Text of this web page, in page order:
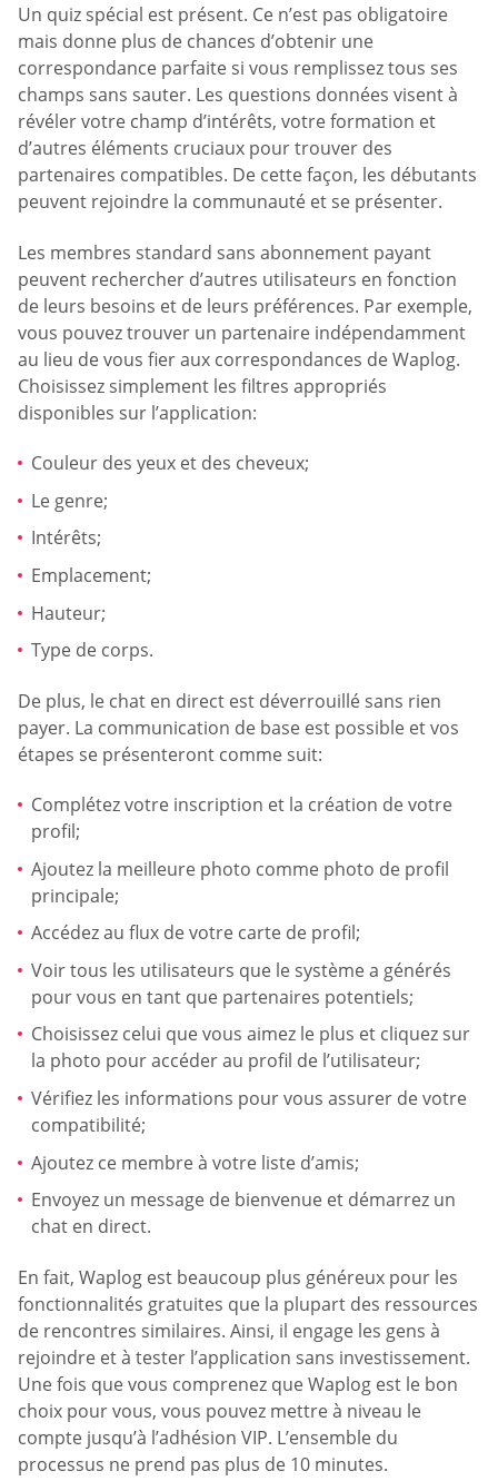
Un quiz spécial est présent. Ce n’est pas obligatoire
mais donne plus de chances d’obtenir une
correspondance parfaite si vous remplissez tous ses
champs sans sauter. Les questions données visent à
révéler votre champ d’intérêts, votre formation et
d’autres éléments cruciaux pour trouver des
partenaires compatibles. De cette façon, les débutants
peuvent rejoindre la communauté et se présenter.
Les membres standard sans abonnement payant
peuvent rechercher d’autres utilisateurs en fonction
de leurs besoins et de leurs préférences. Par exemple,
vous pouvez trouver un partenaire indépendamment
au lieu de vous fier aux correspondances de Waplog.
Choisissez simplement les filtres appropriés
disponibles sur l’application:
Couleur des yeux et des cheveux;
Le genre;
Intérêts;
Emplacement;
Hauteur;
Type de corps.
De plus, le chat en direct est déverrouillé sans rien
payer. La communication de base est possible et vos
étapes se présenteront comme suit:
Complétez votre inscription et la création de votre
profil;
Ajoutez la meilleure photo comme photo de profil
principale;
Accédez au flux de votre carte de profil;
Voir tous les utilisateurs que le système a générés
pour vous en tant que partenaires potentiels;
Choisissez celui que vous aimez le plus et cliquez sur
la photo pour accéder au profil de l’utilisateur;
Vérifiez les informations pour vous assurer de votre
compatibilité;
Ajoutez ce membre à votre liste d’amis;
Envoyez un message de bienvenue et démarrez un
chat en direct.
En fait, Waplog est beaucoup plus généreux pour les
fonctionnalités gratuites que la plupart des ressources
de rencontres similaires. Ainsi, il engage les gens à
rejoindre et à tester l’application sans investissement.
Une fois que vous comprenez que Waplog est le bon
choix pour vous, vous pouvez mettre à niveau le
compte jusqu’à l’adhésion VIP. L’ensemble du
processus ne prend pas plus de 10 minutes.